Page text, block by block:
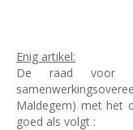
Enig artikel:
De raad voor
Maldegem) met het
goed als volgt :